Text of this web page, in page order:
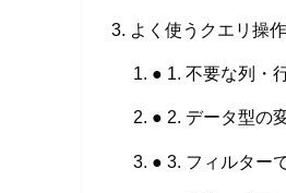
よく使うクエリ操
● 1. 不要な列・
● 2. データ型の
● 3. フィルター